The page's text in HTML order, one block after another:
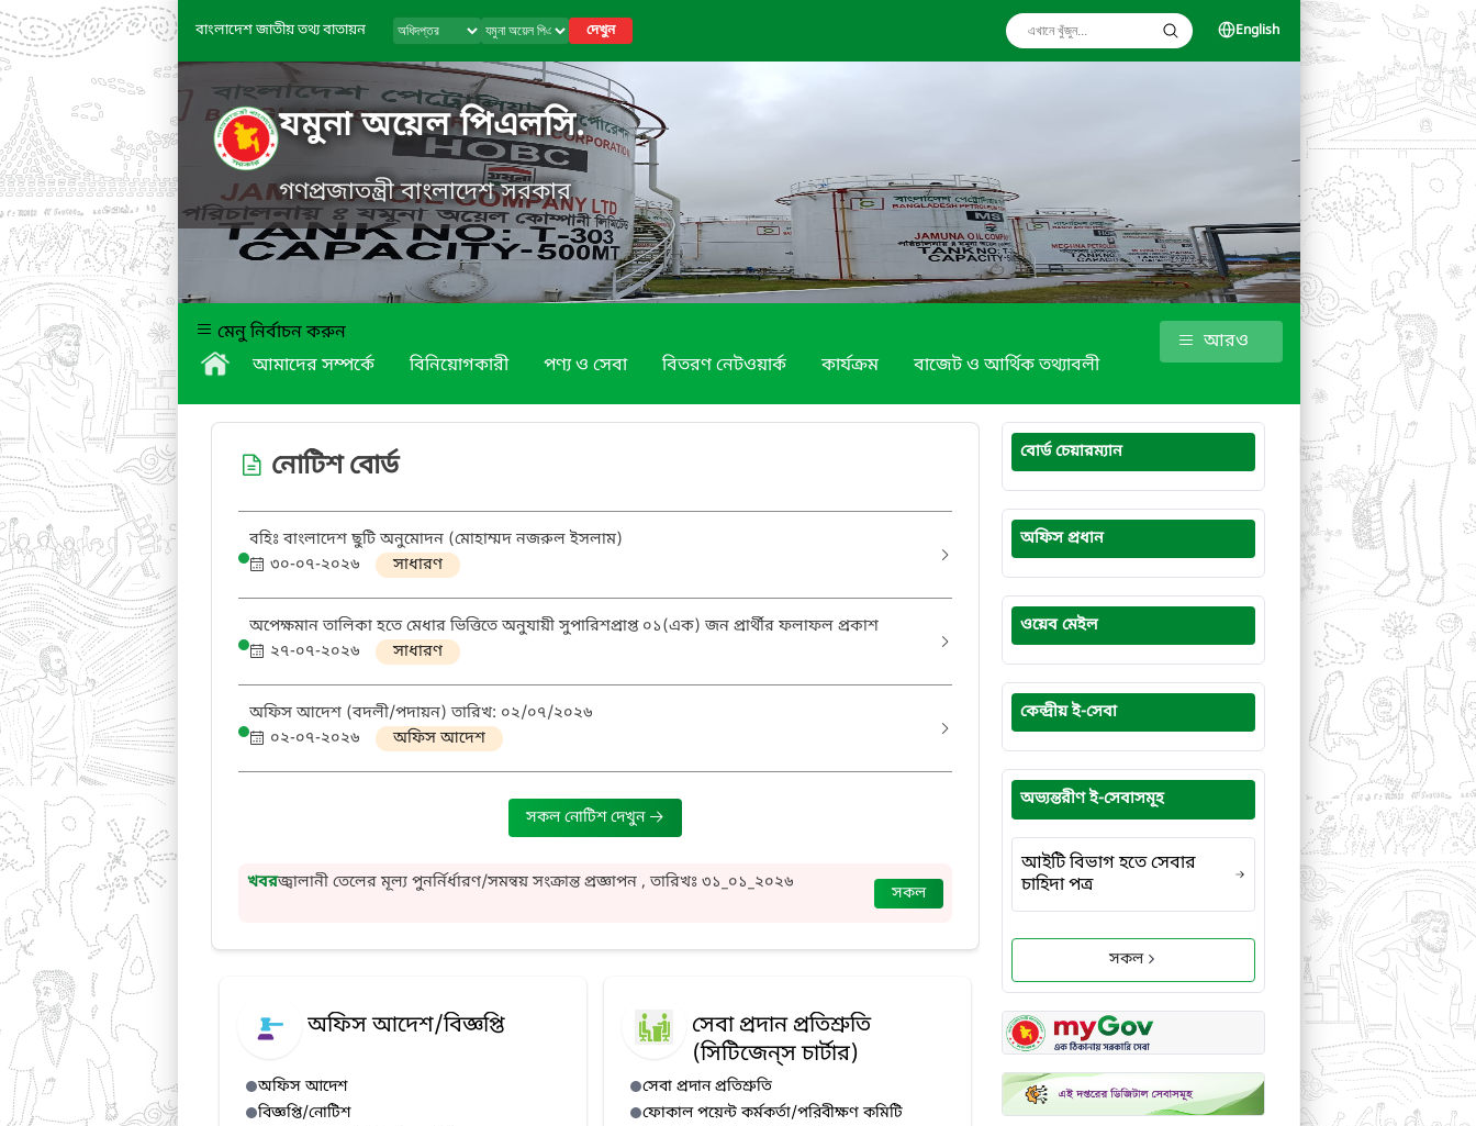
বাংলাদেশ জাতীয় তথ্য বাতায়ন দেখুন English
যমুনা অয়েল পিএলসি.
গণপ্রজাতন্ত্রী বাংলাদেশ সরকার
মেনু নির্বাচন করুন
আমাদের সম্পর্কে
বিনিয়োগকারী পণ্য ও সেবা বিতরণ নেটওয়ার্ক কার্যক্রম বাজেট ও আর্থিক তথ্যাবলী
আরও
নোটিশ বোর্ড
বহিঃ বাংলাদেশ ছুটি অনুমোদন (মোহাম্মদ নজরুল ইসলাম)
৩০-০৭-২০২৬
সাধারণ
অপেক্ষমান তালিকা হতে মেধার ভিত্তিতে অনুযায়ী সুপারিশপ্রাপ্ত ০১(এক) জন প্রার্থীর ফলাফল প্রকাশ
২৭-০৭-২০২৬
সাধারণ
অফিস আদেশ (বদলী/পদায়ন) তারিখ: ০২/০৭/২০২৬
০২-০৭-২০২৬
অফিস আদেশ
সকল নোটিশ দেখুন
খবর
জ্বালানী তেলের মূল্য পুনর্নির্ধারণ/সমন্বয় সংক্রান্ত প্রজ্ঞাপন , তারিখঃ ৩১_০১_২০২৬
বার্ষিক প্রতিবেদন ২০২৪-২০২৫
সকল
অফিস আদেশ/বিজ্ঞপ্তি
অফিস আদেশ
বিজ্ঞপ্তি/নোটিশ
সেবা প্রদান প্রতিশ্রুতি
(সিটিজেন্‌স চার্টার)
সেবা প্রদান প্রতিশ্রুতি
ফোকাল পয়েন্ট কর্মকর্তা/পরিবীক্ষণ কমিটি
বোর্ড চেয়ারম্যান
অফিস প্রধান
ওয়েব মেইল
কেন্দ্রীয় ই-সেবা
অভ্যন্তরীণ ই-সেবাসমূহ
আইটি বিভাগ হতে সেবার
চাহিদা পত্র
সকল